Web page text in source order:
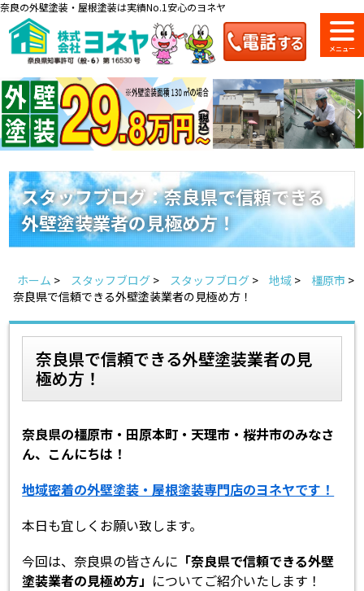
奈良の外壁塗装・屋根塗装は実績No.1安心のヨネヤ
料金一覧 会社案内 ショールーム
のご紹介
来店予約 お問い合わせ
お見積り お電話
地域の事例がいっぱい
ヨネヤの施工実績
Home お客様の声
スタッフ紹介 よくあるご質問
スタッフブログ 屋根リフォームについて
雨漏りについて 雨漏りの施工実績
ヨネヤがお客様から選ばれる10の
リフォームローン
工場倉庫改修 アパート・マンション修繕
スタッフブログ：奈良県で信頼できる
外壁塗装業者の見極め方！
ホーム > スタッフブログ > スタッフブログ > 地域 > 橿原市 >
奈良県で信頼できる外壁塗装業者の見極め方！
奈良県で信頼できる外壁塗装業者の見
極め方！
奈良県の橿原市・田原本町・天理市・桜井市のみなさ
ん、こんにちは！
地域密着の外壁塗装・屋根塗装専門店のヨネヤです！
本日も宜しくお願い致します。
今回は、奈良県の皆さんに 「奈良県で信頼できる外壁
塗装業者の見極め方」 についてご紹介いたします！